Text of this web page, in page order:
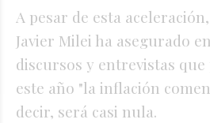
A pesar de esta
Javier Milei ha asegurado
discursos y entrevistas que
este año "la inflación
decir, será casi nula.